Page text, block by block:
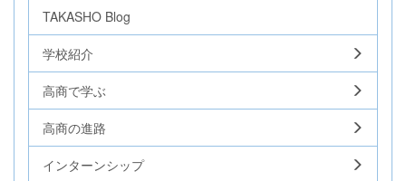
TAKASHO Blog
学校紹介
高商で学ぶ
高商の進路
インターンシップ